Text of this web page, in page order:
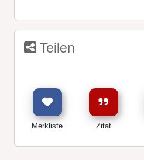
Teilen
Merkliste Zitat